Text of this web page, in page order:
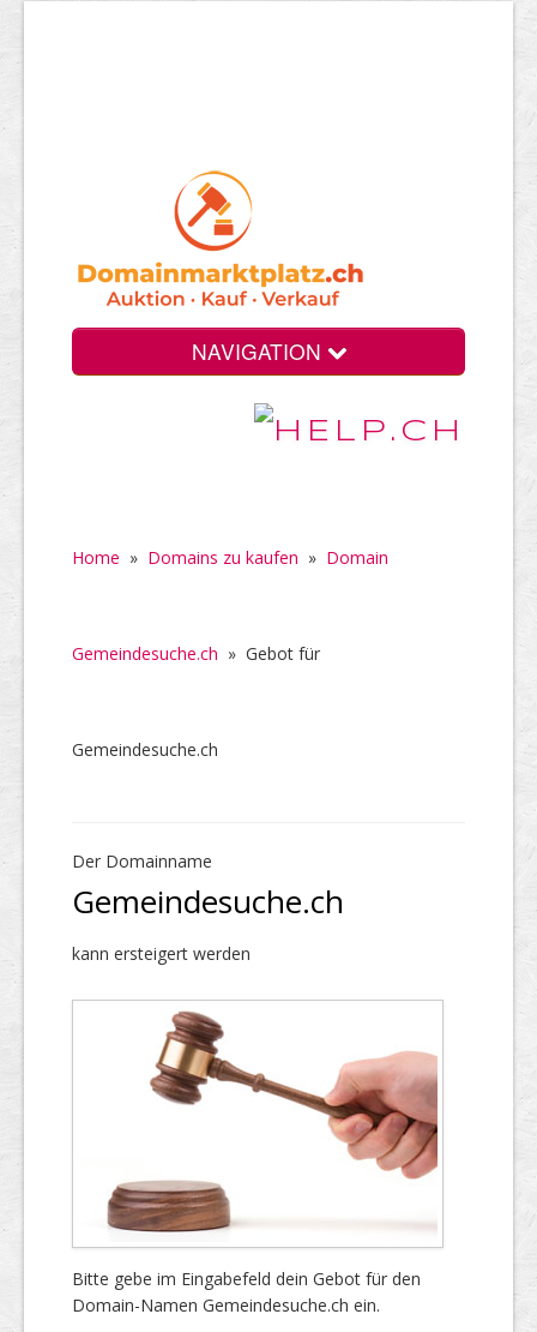
NAVIGATION
Home » Domains zu kaufen » Domain
Gemeindesuche.ch » Gebot für
Gemeindesuche.ch
Der Domainname
Gemeindesuche.ch
kann ersteigert werden
Bitte gebe im Eingabefeld dein Gebot für den
Domain-Namen Gemeindesuche.ch ein.